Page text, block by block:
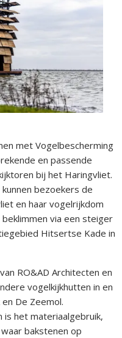
met Vogelbescherming
en passende
bij het Haringvliet.
bezoekers de
en haar vogelrijkdom
via een steiger
Hitsertse Kade in
RO&AD Architecten en
vogelkijkhutten in en
De Zeemol.
het materiaalgebruik,
bakstenen op